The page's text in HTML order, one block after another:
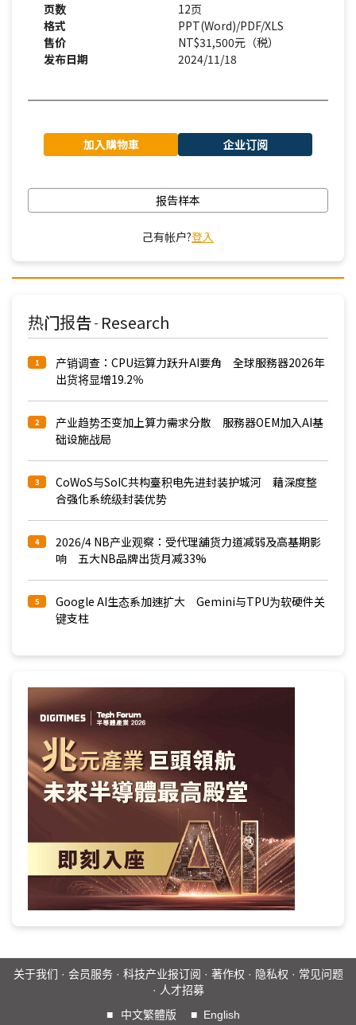
页数
12页
格式
PPT(Word)/PDF/XLS
售价
NT$31,500元（税）
发布日期
2024/11/18
加入購物車 企业订阅
报告样本
己有帐户?登入
热门报告 - Research
1
产销调查：CPU运算力跃升AI要角 全球服務器2026年
出货将显增19.2％
2
产业趋势丕变加上算力需求分散 服務器OEM加入AI基
础设施战局
3
CoWoS与SoIC共构臺积电先进封装护城河 藉深度整
合强化系统级封装优势
4
2026/4 NB产业观察：受代理舖货力道减弱及高基期影
响 五大NB品牌出货月减33%
5
Google AI生态系加速扩大 Gemini与TPU为软硬件关
键支柱
关于我们 · 会员服务· 科技产业报订阅 · 著作权 · 隐私权 · 常见问题
· 人才招募
■
中文繁體版 ■ English